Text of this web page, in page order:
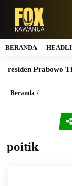
BERANDA
Prabowo
Beranda /
poitik